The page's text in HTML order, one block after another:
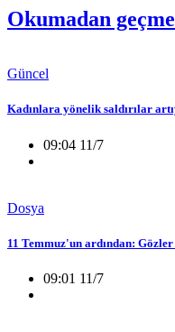
Okumadan
Güncel
Kadınlara yönelik saldırılar
09:04 11/7
Dosya
11 Temmuz'un ardından:
09:01 11/7